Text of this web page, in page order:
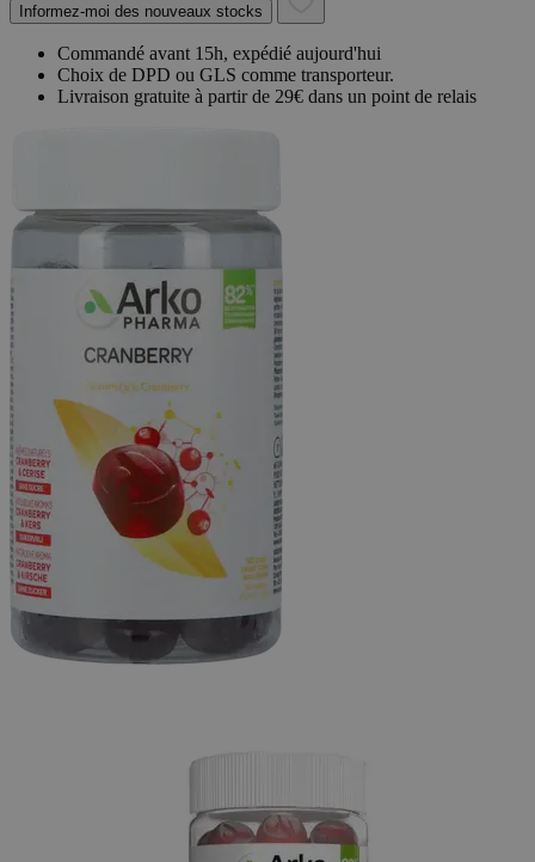
Informez-moi des nouveaux stocks
Commandé avant 15h, expédié aujourd'hui
Choix de DPD ou GLS comme transporteur.
Livraison gratuite à partir de 29€ dans un point de relais